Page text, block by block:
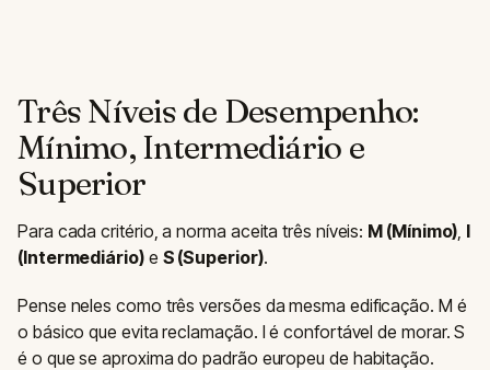
Três Níveis de Desempenho:
Mínimo, Intermediário e
Superior
Para cada critério, a norma aceita três níveis: M (Mínimo) I
(Intermediário)e S (Superior).
Pense neles como três versões da mesma edificação. M é
o básico que evita reclamação. I é confortável de morar. S
é o que se aproxima do padrão europeu de habitação.